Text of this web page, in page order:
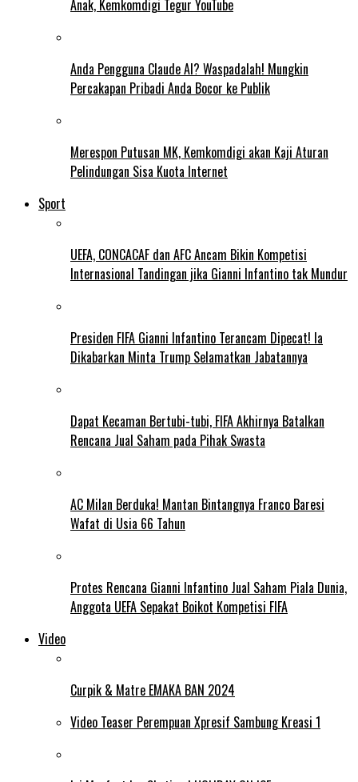
Anak, Kemkomdigi Tegur YouTube
Anda Pengguna Claude AI? Waspadalah! Mungkin
Percakapan Pribadi Anda Bocor ke Publik
Merespon Putusan MK, Kemkomdigi akan Kaji Aturan
Pelindungan Sisa Kuota Internet
Sport
UEFA, CONCACAF dan AFC Ancam Bikin Kompetisi
Internasional Tandingan jika Gianni Infantino tak Mundur
Presiden FIFA Gianni Infantino Terancam Dipecat! Ia
Dikabarkan Minta Trump Selamatkan Jabatannya
Dapat Kecaman Bertubi-tubi, FIFA Akhirnya Batalkan
Rencana Jual Saham pada Pihak Swasta
AC Milan Berduka! Mantan Bintangnya Franco Baresi
Wafat di Usia 66 Tahun
Protes Rencana Gianni Infantino Jual Saham Piala Dunia,
Anggota UEFA Sepakat Boikot Kompetisi FIFA
Video
Curpik & Matre EMAKA BAN 2024
Video Teaser Perempuan Xpresif Sambung Kreasi 1